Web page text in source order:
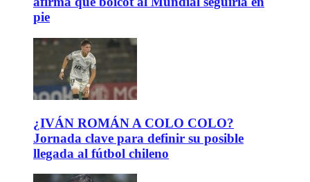
pie
¿IVÁN ROMÁN A COLO COLO?
Jornada clave para definir su posible
llegada al fútbol chileno